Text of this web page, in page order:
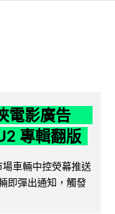
電影廣告
專輯翻版
車輛中控熒幕推送
即彈出通知，觸發